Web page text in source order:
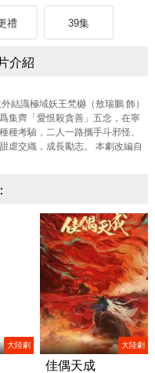
禮 39集
介紹
結識極域妖王梵樾（敖瑞鵬 飾）
集齊「愛恨殺貪善」五念，在寧
種考驗，二人一路攜手斗邪怪、
虐交織，成長勵志。 本劇改編自
大陸劇 大陸劇
佳偶天成